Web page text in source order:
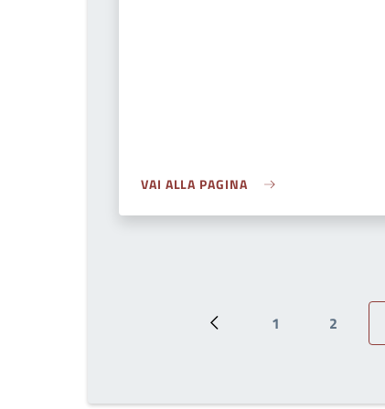
VAI ALLA PAGINA
Pagina precedente
Page
1
Page
2